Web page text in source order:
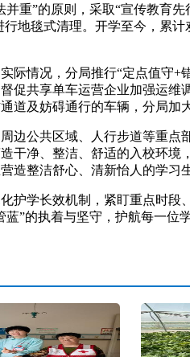
重”的原则，采取“宣传教育
地毯式清理。开学至今，累
情况，分局推行“定点值守+
促共享单车运营企业加强运
道及妨碍通行的车辆，分局加
公共区域、人行步道等重点
干净、整洁、舒适的入校环
造整洁舒心、清新怡人的学习
学长效机制，紧盯重点时段
”的执着与坚守，护航每一位